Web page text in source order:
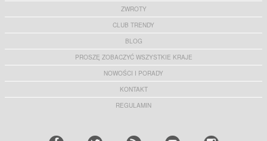
ZWROTY
CLUB TRENDY
BLOG
PROSZĘ ZOBACZYĆ WSZYSTKIE KRAJE
NOWOŚCI I PORADY
KONTAKT
REGULAMIN